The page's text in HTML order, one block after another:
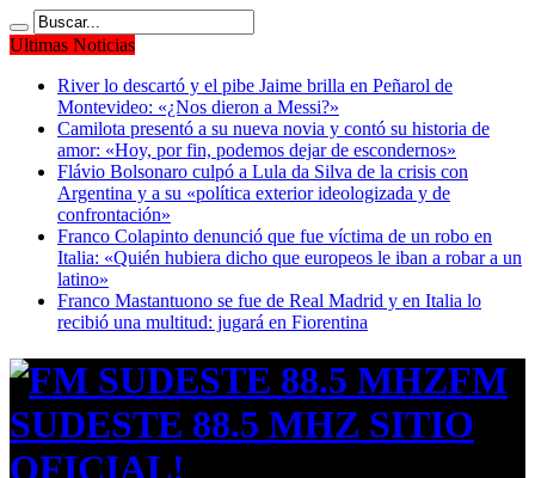
Ultimas Noticias
River lo descartó y el pibe Jaime brilla en Peñarol de
Montevideo: «¿Nos dieron a Messi?»
Camilota presentó a su nueva novia y contó su historia de
amor: «Hoy, por fin, podemos dejar de escondernos»
Flávio Bolsonaro culpó a Lula da Silva de la crisis con
Argentina y a su «política exterior ideologizada y de
confrontación»
Franco Colapinto denunció que fue víctima de un robo en
Italia: «Quién hubiera dicho que europeos le iban a robar a un
latino»
Franco Mastantuono se fue de Real Madrid y en Italia lo
recibió una multitud: jugará en Fiorentina
FM
SUDESTE 88.5 MHZ SITIO
OFICIAL!